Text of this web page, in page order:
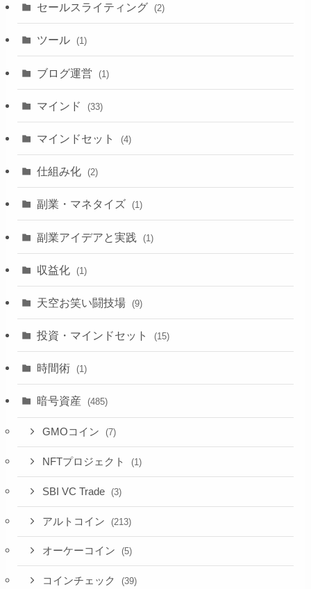
セールスライティング (2)
ツール (1)
ブログ運営 (1)
マインド (33)
マインドセット (4)
仕組み化 (2)
副業・マネタイズ (1)
副業アイデアと実践 (1)
収益化 (1)
天空お笑い闘技場 (9)
投資・マインドセット (15)
時間術 (1)
暗号資産 (485)
GMOコイン (7)
NFTプロジェクト (1)
SBI VC Trade (3)
アルトコイン (213)
オーケーコイン (5)
コインチェック (39)